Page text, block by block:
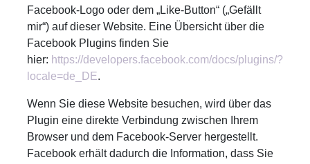
Facebook-Logo oder dem „Like-Button“ („Gefällt
mir“) auf dieser Website. Eine Übersicht über die
Facebook Plugins finden Sie
hier: https://developers.facebook.com/docs/plugins/?
locale=de_DE.
Wenn Sie diese Website besuchen, wird über das
Plugin eine direkte Verbindung zwischen Ihrem
Browser und dem Facebook-Server hergestellt.
Facebook erhält dadurch die Information, dass Sie